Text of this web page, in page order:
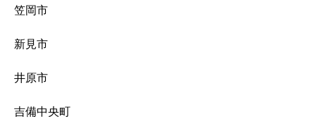
笠岡市
新見市
井原市
吉備中央町